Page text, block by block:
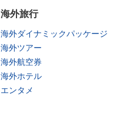
海外旅行
海外ダイナミックパッケージ
海外ツアー
海外航空券
海外ホテル
エンタメ